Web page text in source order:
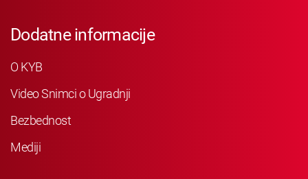
Dodatne informacije
O KYB
Video Snimci o Ugradnji
Bezbednost
Mediji